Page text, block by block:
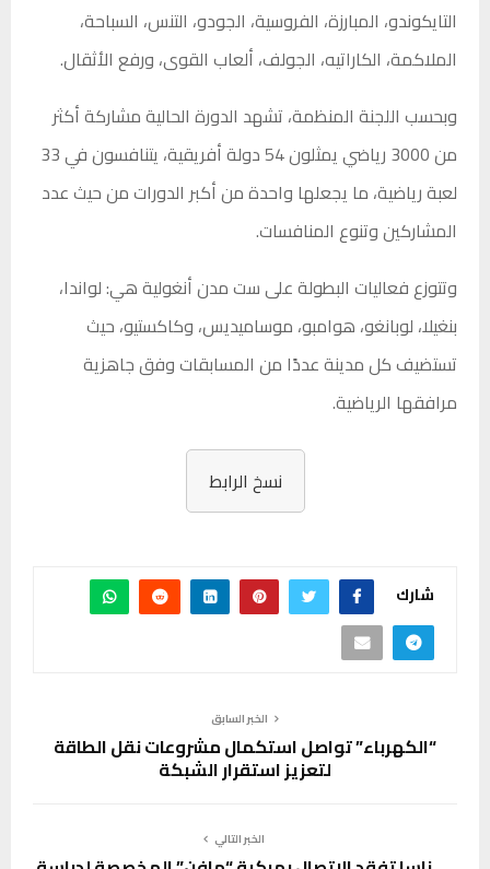
التايكوندو، المبارزة، الفروسية، الجودو، التنس، السباحة،
الملاكمة، الكاراتيه، الجولف، ألعاب القوى، ورفع الأثقال.
وبحسب اللجنة المنظمة، تشهد الدورة الحالية مشاركة أكثر
من 3000 رياضي يمثلون 54 دولة أفريقية، يتنافسون في 33
لعبة رياضية، ما يجعلها واحدة من أكبر الدورات من حيث عدد
المشاركين وتنوع المنافسات.
وتتوزع فعاليات البطولة على ست مدن أنغولية هي: لواندا،
بنغيلا، لوبانغو، هوامبو، موساميديس، وكاكستيو، حيث
تستضيف كل مدينة عددًا من المسابقات وفق جاهزية
مرافقها الرياضية.
نسخ الرابط
شارك
الخبر السابق
“الكهرباء” تواصل استكمال مشروعات نقل الطاقة
لتعزيز استقرار الشبكة
الخبر التالي